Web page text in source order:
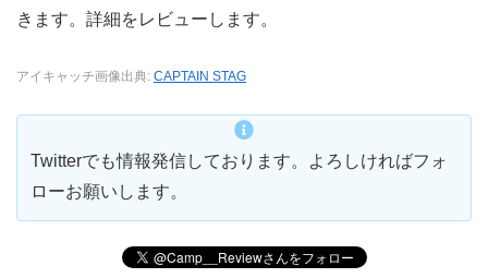
きます。詳細をレビューします。
アイキャッチ画像出典: CAPTAIN STAG
Twitterでも情報発信しております。よろしければフォ
ローお願いします。